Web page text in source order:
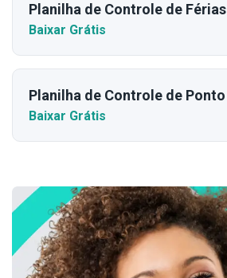
Planilha de Controle de Férias
Baixar Grátis
Planilha de Controle de Ponto
Baixar Grátis